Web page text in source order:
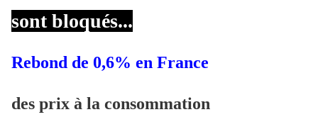
sont bloqués...
Rebond de 0,6% en France
des prix à la consommation